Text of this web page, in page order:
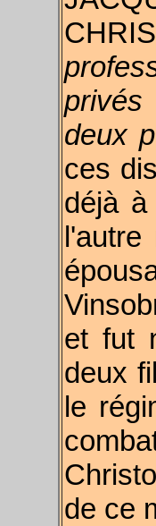
privés
deux
ces
déjà
l'autre
et fut
deux
le
de ce